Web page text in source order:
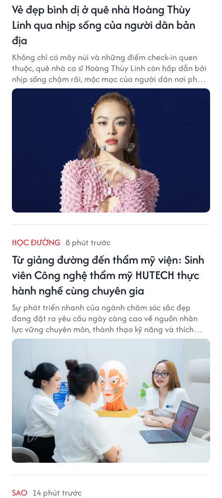
Vẻ đẹp bình dị ở quê nhà Hoàng Thùy
Linh qua nhịp sống của người dân bản
địa
Không chỉ có mây núi và những điểm check-in quen
thuộc, quê nhà ca sĩ Hoàng Thùy Linh còn hấp dẫn bởi
nhịp sống chậm rãi, mộc mạc của người dân nơi phố
núi.
HỌC ĐƯỜNG 8 phút trước
Từ giảng đường đến thẩm mỹ viện: Sinh
viên Công nghệ thẩm mỹ HUTECH thực
hành nghề cùng chuyên gia
Sự phát triển nhanh của ngành chăm sóc sắc đẹp
đang đặt ra yêu cầu ngày càng cao về nguồn nhân
lực vững chuyên môn, thành thạo kỹ năng và thích
ứng với công nghệ hiện đại.
SAO 14 phút trước